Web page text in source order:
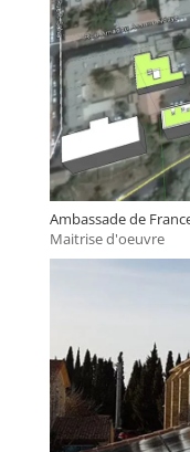
Ambassade de
Maitrise d'oeuvre